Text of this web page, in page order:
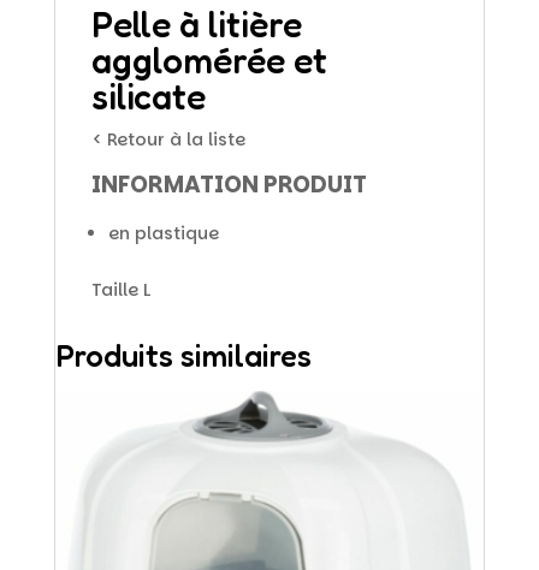
Pelle à litière
agglomérée et
silicate
< Retour à la liste
INFORMATION PRODUIT
en plastique
Taille L
Produits similaires